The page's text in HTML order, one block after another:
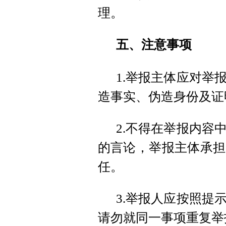
理。
五、注意事项
1.举报主体应对举
造事实、伪造身份及
2.不得在举报内容
的言论，举报主体承
任。
3.举报人应按照提
请勿就同一事项重复